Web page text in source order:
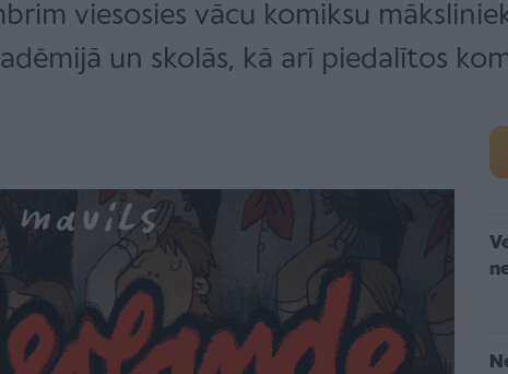
viesosies vācu komiksu
un skolās, kā arī piedalītos